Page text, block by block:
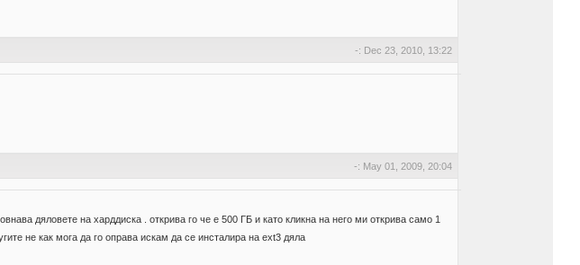
-: Dec 23, 2010, 13:22
-: May 01, 2009, 20:04
дяловете на харддиска . открива го че е 500 ГБ и като кликна на него ми открива само 1
не как мога да го оправа искам да се инсталира на ext3 дяла